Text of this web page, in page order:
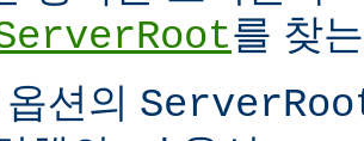
를 찾
옵션의